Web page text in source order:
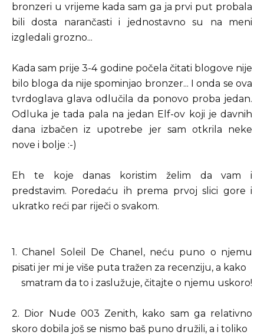
bronzeri u vrijeme kada sam ga ja prvi put probala
bili dosta narančasti i jednostavno su na meni
izgledali grozno...
Kada sam prije 3-4 godine počela čitati blogove nije
bilo bloga da nije spominjao bronzer... I onda se ova
tvrdoglava glava odlučila da ponovo proba jedan.
Odluka je tada pala na jedan Elf-ov koji je davnih
dana izbačen iz upotrebe jer sam otkrila neke
nove i bolje :-)
Eh te koje danas koristim želim da vam i
predstavim. Poredaću ih prema prvoj slici gore i
ukratko reći par riječi o svakom.
1. Chanel Soleil De Chanel, neću puno o njemu
pisati jer mi je više puta tražen za recenziju, a kako
smatram da to i zaslužuje, čitajte o njemu uskoro!
2. Dior Nude 003 Zenith, kako sam ga relativno
skoro dobila još se nismo baš puno družili, a i toliko